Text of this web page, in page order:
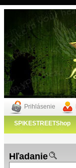
Prihlásenie
SPIKESTREETShop
Hľadanie